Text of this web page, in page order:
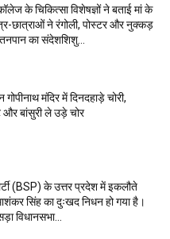
के चिकित्सा विशेषज्ञों ने बताई मां के
छात्राओं ने रंगोली, पोस्टर और नुक्कड़
का संदेशशिशु...
मंदिर में दिनदहाड़े चोरी,
बांसुरी ले उड़े चोर
(BSP) के उत्तर प्रदेश में इकलौते
सिंह का दुःखद निधन हो गया है।
विधानसभा...